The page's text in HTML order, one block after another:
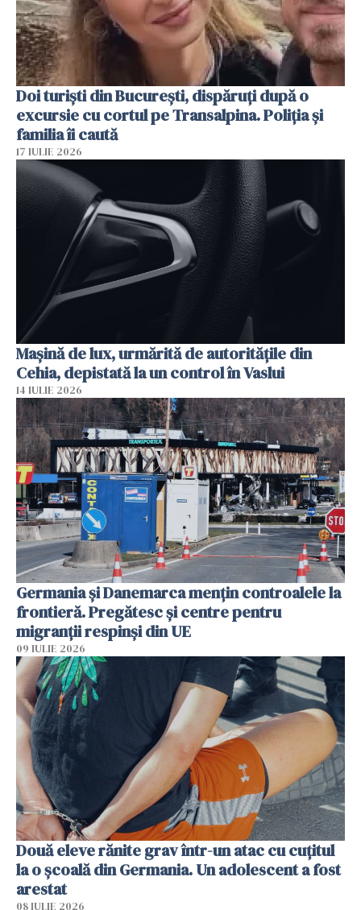
Doi turiști din București, dispăruți după o
excursie cu cortul pe Transalpina. Poliția și
familia îi caută
17 IULIE 2026
Mașină de lux, urmărită de autoritățile din
Cehia, depistată la un control în Vaslui
14 IULIE 2026
Germania și Danemarca mențin controalele la
frontieră. Pregătesc și centre pentru
migranții respinși din UE
09 IULIE 2026
Două eleve rănite grav într-un atac cu cuțitul
la o școală din Germania. Un adolescent a fost
arestat
08 IULIE 2026